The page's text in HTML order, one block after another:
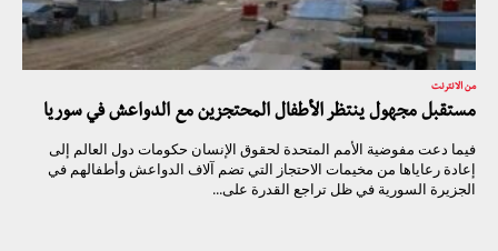
من الانترنت
مستقبل مجهول ينتظر الأطفال المحتجزين مع الدواعش في سوريا
فيما دعت مفوضية الأمم المتحدة لحقوق الإنسان حكومات دول العالم إلى
إعادة رعاياها من مخيمات الاحتجاز التي تضم آلاف الدواعش وأطفالهم في
الجزيرة السورية في ظل تراجع القدرة على...